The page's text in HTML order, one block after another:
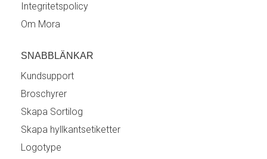
Integritetspolicy
Om Mora
SNABBLÄNKAR
Kundsupport
Broschyrer
Skapa Sortilog
Skapa hyllkantsetiketter
Logotype